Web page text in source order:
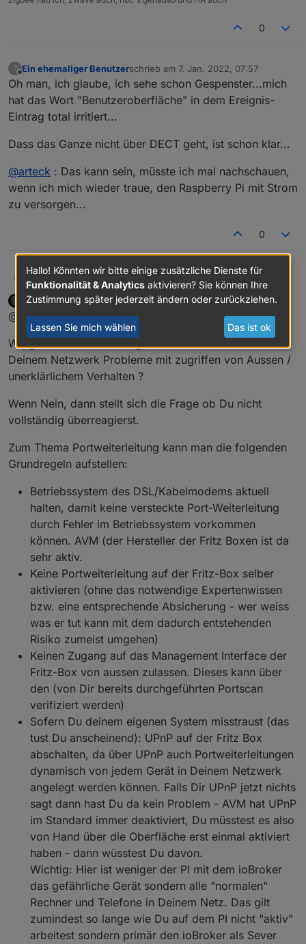
damit Fritz!DECT-Instanz auf die
zugreifen und deren Zustand prüfen
der Benutzer "iobroker" von der
intern vergebenen IP-Adresse alle 5
Minuten auf die Benutzeroberfläche
Minuten...
direkt vom Strom genommen, weil ich
sowas von verunsichert war und es
haben, etwas nehmen?
0
? Ein ehemaliger Benutzerschrieb am 7. Jan. 2022, 07:57
zuletzt editiert von
Oh man, ich glaube, ich sehe schon Gespenster...mich
hat das Wort "Benutzeroberfläche" in dem Ereignis-
Eintrag total irritiert...
Dass das Ganze nicht über DECT geht, ist schon klar...
@arteck : Das kann sein, müsste ich mal nachschauen,
wenn ich mich wieder traue, den Raspberry Pi mit Strom
zu versorgen...
0
Ein ehemaliger Benutzer Oh man, ich glaube, ich sehe schon
Gespenster...mich hat das Wort
"Benutzeroberfläche" in dem
Ereignis-Eintrag total irritiert...
Dass das Ganze nicht über DECT
geht, ist schon klar...
@
: Das kann sein, müsste ich
wieder traue, den Raspberry Pi mit
Strom zu versorgen...
Asgothian DEVELOPER schrieb am7. Jan. 2022, 08:16
zuletzt editiert von Asgothian1. Juli 2022,
@snowman78
Wo genau kommt die Angst aktuell her ? Hast Du in
Deinem Netzwerk Probleme mit zugriffen von Aussen /
unerklärlichem Verhalten ?
Wenn Nein, dann stellt sich die Frage ob Du nicht
vollständig überreagierst.
Zum Thema Portweiterleitung kann man die folgenden
Grundregeln aufstellen:
Betriebssystem des DSL/Kabelmodems aktuell
halten, damit keine versteckte Port-Weiterleitung
durch Fehler im Betriebssystem vorkommen
können. AVM (der Hersteller der Fritz Boxen ist da
sehr aktiv.
Keine Portweiterleitung auf der Fritz-Box selber
aktivieren (ohne das notwendige Expertenwissen
bzw. eine entsprechende Absicherung - wer weiss
was er tut kann mit dem dadurch entstehenden
Risiko zumeist umgehen)
Keinen Zugang auf das Management Interface der
Fritz-Box von aussen zulassen. Dieses kann über
den (von Dir bereits durchgeführten Portscan
verifiziert werden)
Sofern Du deinem eigenen System misstraust (das
tust Du anscheinend): UPnP auf der Fritz Box
abschalten, da über UPnP auch Portweiterleitungen
dynamisch von jedem Gerät in Deinem Netzwerk
angelegt werden können. Falls Dir UPnP jetzt nichts
sagt dann hast Du da kein Problem - AVM hat UPnP
im Standard immer deaktiviert, Du müsstest es also
von Hand über die Oberfläche erst einmal aktiviert
haben - dann wüsstest Du davon.
Wichtig: Hier ist weniger der PI mit dem ioBroker
das gefährliche Gerät sondern alle "normalen"
Rechner und Telefone in Deinem Netz. Das gilt
zumindest so lange wie Du auf dem PI nicht "aktiv"
arbeitest sondern primär den ioBroker als Sever
Hallo! Könnten wir bitte einige zusätzliche Dienste für
Funktionalität & Analytics aktivieren? Sie können Ihre
Zustimmung später jederzeit ändern oder zurückziehen.
Lassen Sie mich wählen Das ist ok